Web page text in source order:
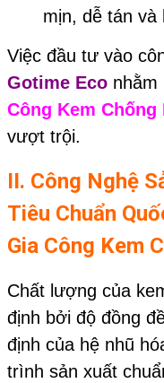
mịn, dễ tán
Việc đầu tư vào
Gotime Eco nhằm
Công Kem Chống
vượt trội.
II. Công Nghệ
Tiêu Chuẩn
Gia Công Kem
Chất lượng của
định bởi độ đồng
định của hệ nhũ
trình sản xuất